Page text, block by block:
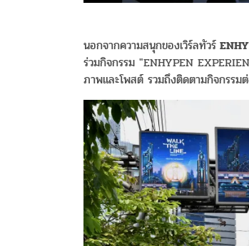
นอกจากความสนุกของเวิร์ลทัวร์
ร่วมกิจกรรม "ENHYPEN
ภาพและโพสต์ รวมถึงติดตามกิจกรรม